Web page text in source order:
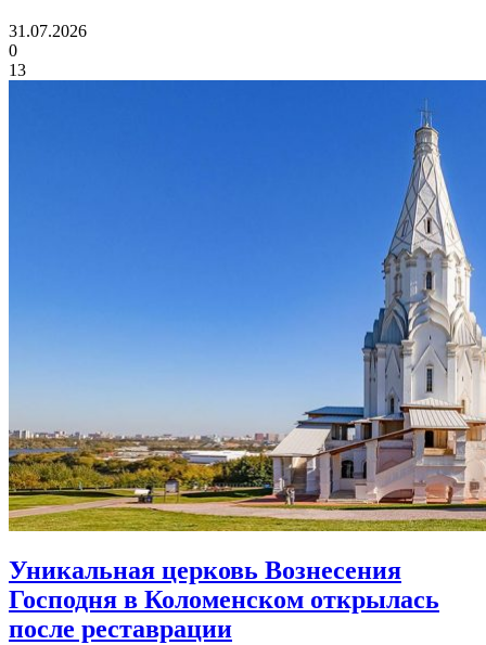
31.07.2026
0
13
Уникальная церковь Вознесения
Господня в Коломенском открылась
после реставрации